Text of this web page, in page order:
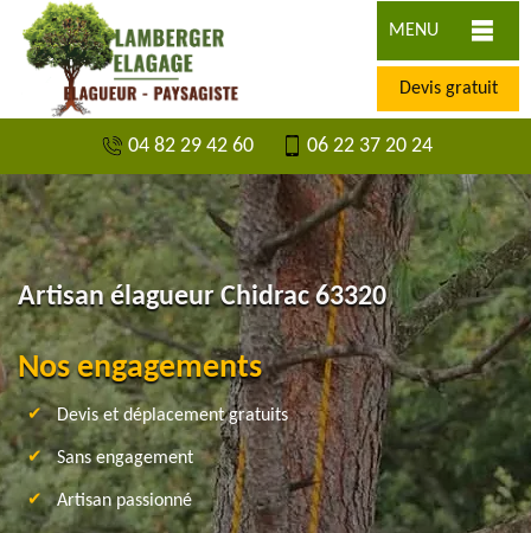
MENU
Devis gratuit
04 82 29 42 60 06 22 37 20 24
Artisan élagueur Chidrac 63320
Nos engagements
Devis et déplacement gratuits
Sans engagement
Artisan passionné